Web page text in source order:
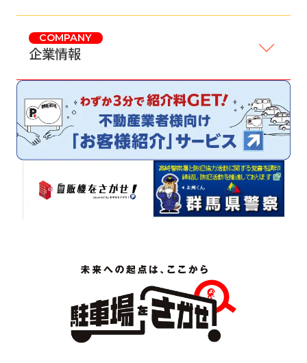
COMPANY
企業情報
サイトマップ
プライバシーポリシー